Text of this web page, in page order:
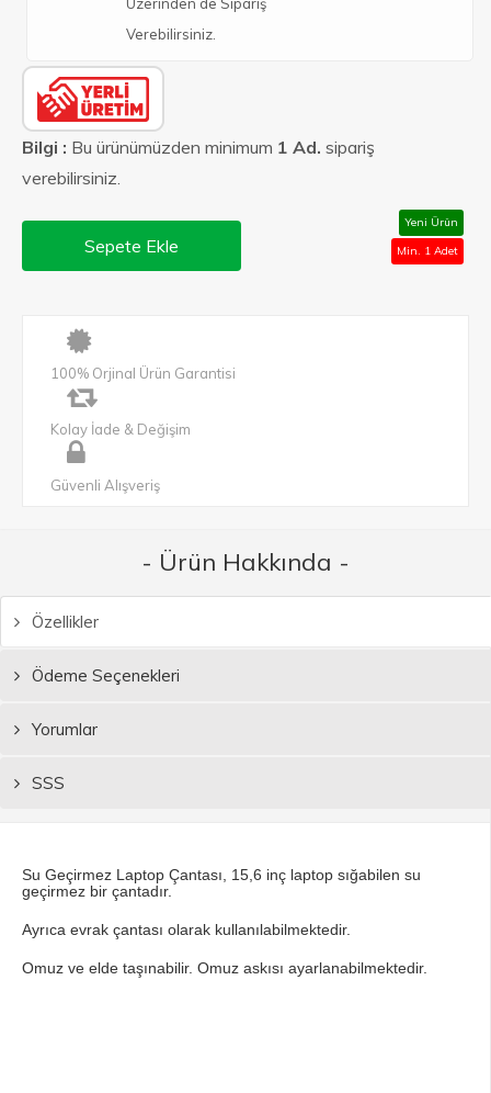
Verebilirsiniz.
Bilgi : Bu ürünümüzden minimum 1 Ad. sipariş
verebilirsiniz.
Sepete Ekle
Yeni Ürün
Min. 1 Adet
100% Orjinal Ürün Garantisi
Kolay İade & Değişim
Güvenli Alışveriş
- Ürün Hakkında -
Özellikler
Ödeme Seçenekleri
Yorumlar
SSS
Su Geçirmez Laptop Çantası, 15,6 inç laptop sığabilen su
geçirmez bir çantadır.
Ayrıca evrak çantası olarak kullanılabilmektedir.
Omuz ve elde taşınabilir. Omuz askısı ayarlanabilmektedir.